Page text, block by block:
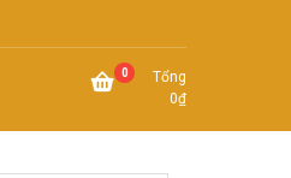
0
Tổng
0₫